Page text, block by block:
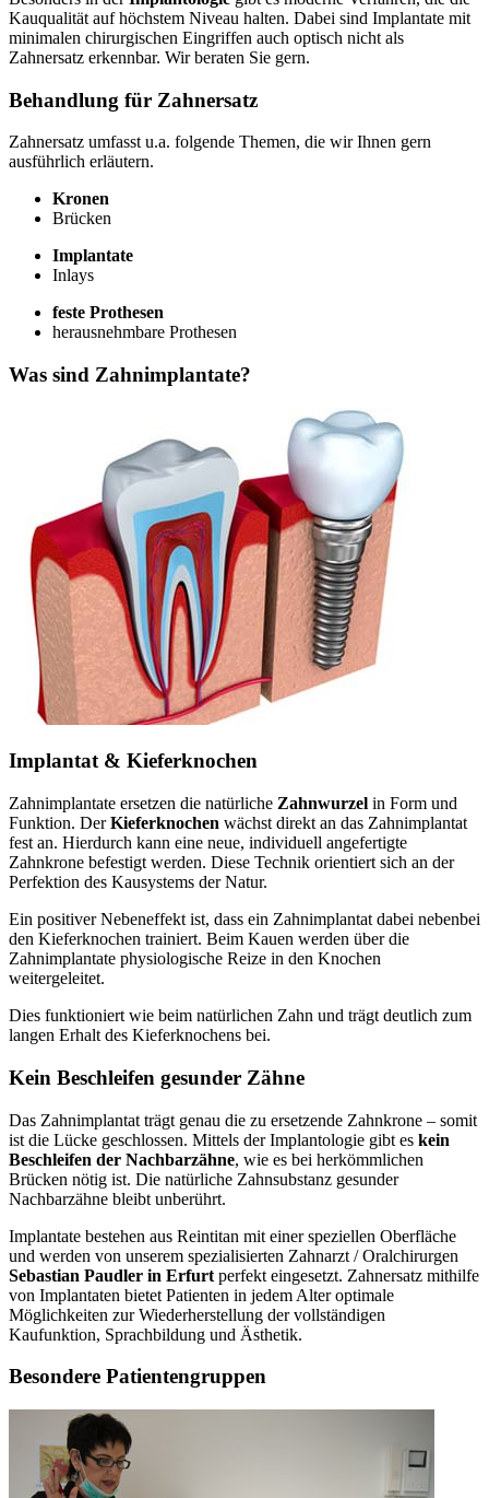
Kauqualität auf höchstem Niveau halten. Dabei sind Implantate mit
minimalen chirurgischen Eingriffen auch optisch nicht als
Zahnersatz erkennbar. Wir beraten Sie gern.
Behandlung für Zahnersatz
Zahnersatz umfasst u.a. folgende Themen, die wir Ihnen gern
ausführlich erläutern.
Kronen
Brücken
Implantate
Inlays
feste Prothesen
herausnehmbare Prothesen
Was sind Zahnimplantate?
Implantat & Kieferknochen
Zahnimplantate ersetzen die natürliche Zahnwurzel in Form und
Funktion. DerKieferknochen wächst direkt an das Zahnimplantat
fest an. Hierdurch kann eine neue, individuell angefertigte
Zahnkrone befestigt werden. Diese Technik orientiert sich an der
Perfektion des Kausystems der Natur.
Ein positiver Nebeneffekt ist, dass ein Zahnimplantat dabei nebenbei
den Kieferknochen trainiert. Beim Kauen werden über die
Zahnimplantate physiologische Reize in den Knochen
weitergeleitet.
Dies funktioniert wie beim natürlichen Zahn und trägt deutlich zum
langen Erhalt des Kieferknochens bei.
Kein Beschleifen gesunder Zähne
Das Zahnimplantat trägt genau die zu ersetzende Zahnkrone – somit
ist die Lücke geschlossen. Mittels der Implantologie gibt es kein
Beschleifen der Nachbarzähne, wie es bei herkömmlichen
Brücken nötig ist. Die natürliche Zahnsubstanz gesunder
Nachbarzähne bleibt unberührt.
Implantate bestehen aus Reintitan mit einer speziellen Oberfläche
und werden von unserem spezialisierten Zahnarzt / Oralchirurgen
Sebastian Paudler in Erfurt perfekt eingesetzt. Zahnersatz mithilfe
von Implantaten bietet Patienten in jedem Alter optimale
Möglichkeiten zur Wiederherstellung der vollständigen
Kaufunktion, Sprachbildung und Ästhetik.
Besondere Patientengruppen